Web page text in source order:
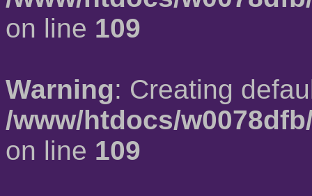
on line 109
Warning: Creating
/www/htdocs/
on line 109